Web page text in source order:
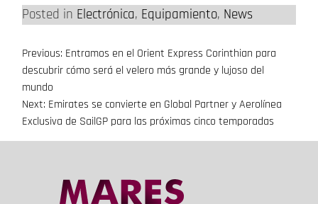
Posted in Electrónica, Equipamiento, News
Navegación
de
entradas
Previous: Entramos en el Orient Express Corinthian para
descubrir cómo será el velero más grande y lujoso del
mundo
Next: Emirates se convierte en Global Partner y Aerolínea
Exclusiva de SailGP para las próximas cinco temporadas